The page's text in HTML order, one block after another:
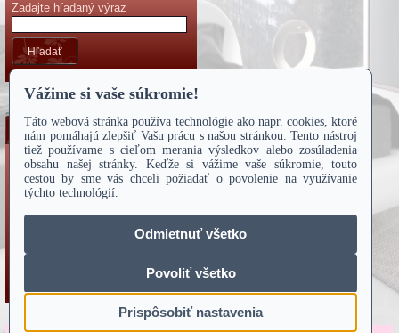
Zadajte hľadaný výraz
Hľadať
Kontakty
BEBA, s.r.o.
ul. Michalov
Námestovo